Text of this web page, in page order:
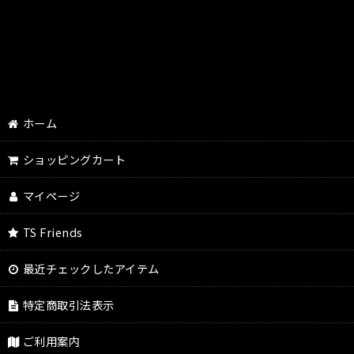
ホーム
ショッピングカート
マイページ
TS Friends
最近チェックしたアイテム
特定商取引法表示
ご利用案内